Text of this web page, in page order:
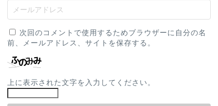
次回のコメントで使用するためブラウザーに自分の名
前、メールアドレス、サイトを保存する。
上に表示された文字を入力してください。